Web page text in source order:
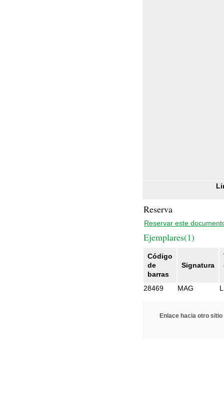
Reserva
Reservar este
Ejemplares(1)
Código
de
barras
Signatura
28469
MAG
Enlace hacia otro sitio